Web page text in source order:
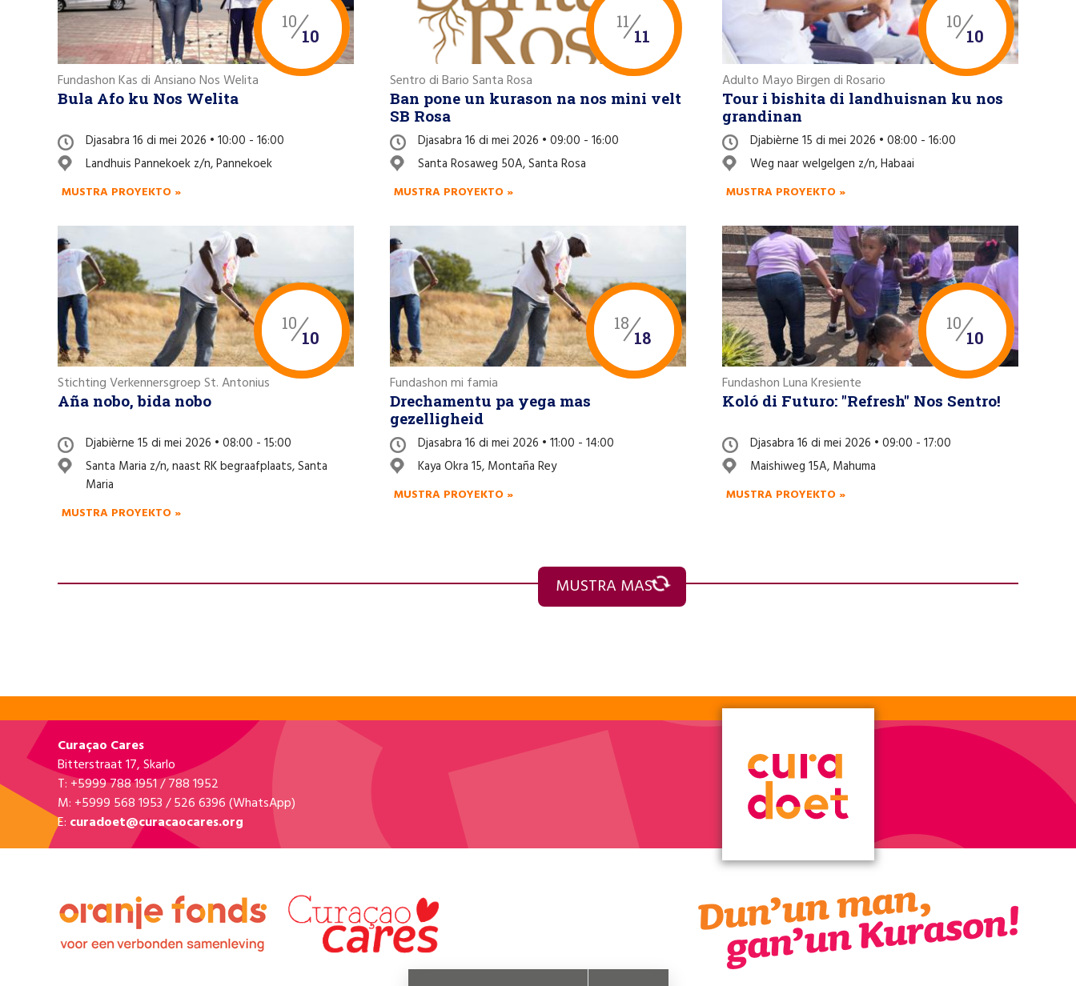
10
10
Fundashon Kas di Ansiano Nos Welita
Bula Afo ku Nos Welita
Djasabra 16 di mei 2026 • 10:00 - 16:00
Landhuis Pannekoek z/n, Pannekoek
MUSTRA PROYEKTO »
11
11
Sentro di Bario Santa Rosa
Ban pone un kurason na nos mini velt
SB Rosa
Djasabra 16 di mei 2026 • 09:00 - 16:00
Santa Rosaweg 50A, Santa Rosa
MUSTRA PROYEKTO »
10
10
Adulto Mayo Birgen di Rosario
Tour i bishita di landhuisnan ku nos
grandinan
Djabièrne 15 di mei 2026 • 08:00 - 16:00
Weg naar welgelgen z/n, Habaai
MUSTRA PROYEKTO »
10
10
Stichting Verkennersgroep St. Antonius
Aña nobo, bida nobo
Djabièrne 15 di mei 2026 • 08:00 - 15:00
Santa Maria z/n, naast RK begraafplaats, Santa
Maria
MUSTRA PROYEKTO »
18
18
Fundashon mi famia
Drechamentu pa yega mas
gezelligheid
Djasabra 16 di mei 2026 • 11:00 - 14:00
Kaya Okra 15, Montaña Rey
MUSTRA PROYEKTO »
10
10
Fundashon Luna Kresiente
Koló di Futuro: "Refresh" Nos Sentro!
Djasabra 16 di mei 2026 • 09:00 - 17:00
Maishiweg 15A, Mahuma
MUSTRA PROYEKTO »
MUSTRA MAS
Curaçao Cares
Bitterstraat 17, Skarlo
T: +5999 788 1951 / 788 1952
M: +5999 568 1953 / 526 6396 (WhatsApp)
E: curadoet@curacaocares.org